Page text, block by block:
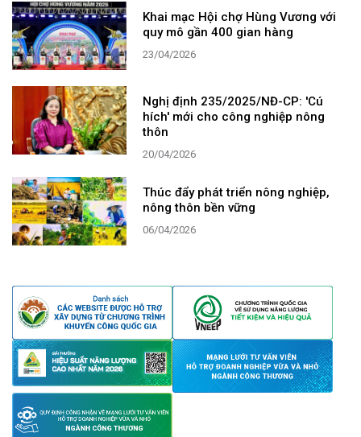
Khai mạc Hội chợ Hùng Vương với
quy mô gần 400 gian hàng
23/04/2026
Nghị định 235/2025/NĐ-CP: 'Cú
hích' mới cho công nghiệp nông
thôn
20/04/2026
Thúc đẩy phát triển nông nghiệp,
nông thôn bền vững
06/04/2026